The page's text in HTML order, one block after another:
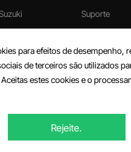
Suporte
Vídeos
Perguntas
para efeitos de desempenho,
de terceiros são utilizados
estes cookies e o
Rejeite.